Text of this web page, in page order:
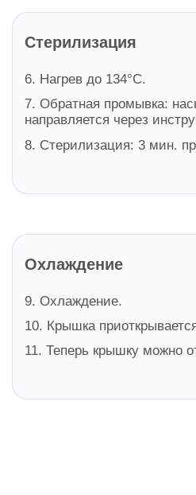
Стерилизация
6. Нагрев до 134°С.
7. Обратная промывка:
направляется через
8. Стерилизация: 3 мин.
Охлаждение
9. Охлаждение.
10. Крышка
11. Теперь крышку можно